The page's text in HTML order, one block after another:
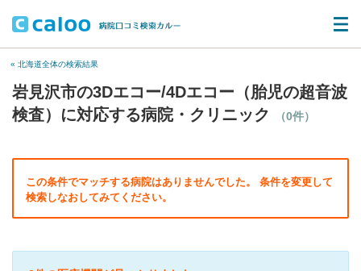
« 北海道全体の検索結果
岩見沢市の3Dエコー/4Dエコー（胎児の超音波
検査）に対応する病院・クリニック
（0件）
この条件でマッチする病院はありませんでした。 条件を変更して
検索しなおしてみてください。